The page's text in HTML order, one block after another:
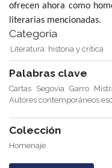
ofrecen ahora como
literarias mencionadas.
Categoría
Literatura: historia y crítica
Palabras clave
Cartas Segovia Garro
Autores contemporáneos
Colección
Homenaje